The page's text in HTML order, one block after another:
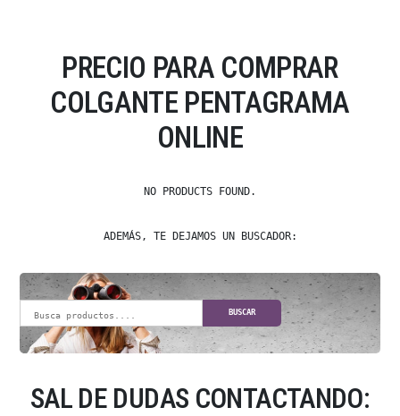
PRECIO PARA COMPRAR
COLGANTE PENTAGRAMA
ONLINE
NO PRODUCTS FOUND.
ADEMÁS, TE DEJAMOS UN BUSCADOR:
BUSCAR
SAL DE DUDAS CONTACTANDO: